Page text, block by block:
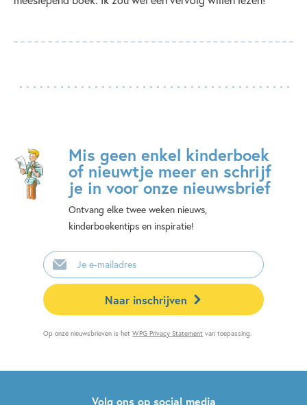
Mis geen enkel kinderboek
of nieuwtje meer en schrijf
je in voor onze nieuwsbrief
Ontvang elke twee weken nieuws,
kinderboekentips en inspiratie!
E-
mailadres
Naar inschrijven
Op onze nieuwsbrieven is hetWPG Privacy Statement van toepassing.
Volg ons op social media